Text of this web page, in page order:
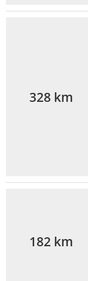
328 km
182 km